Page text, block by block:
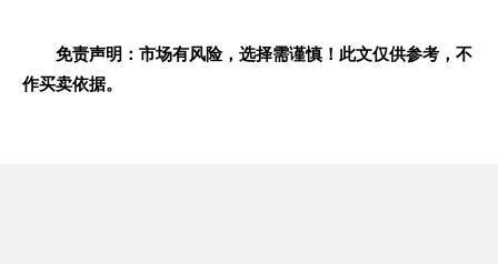
免责声明：市场有风险，选择需谨慎！此文仅供参考，不
作买卖依据。